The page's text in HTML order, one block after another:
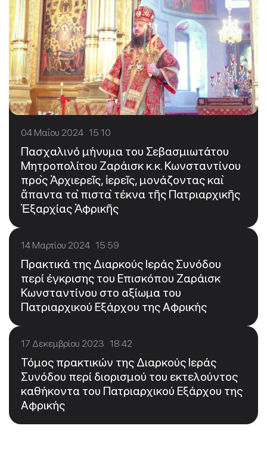
04 Μαΐου 2024 15:10
Πασχαλινό μήνυμα του Σεβασμιωτάτου
Μητροπολίτου Ζαράισκ κ.κ. Κωνσταντίνου
πρὸς Ἀρχιερεῖς, ἱερεῖς, μονάζοντας καὶ
ἅπαντα τὰ πιστὰ τέκνα τῆς Πατριαρχικῆς
Ἐξαρχίας Ἀφρικῆς
14 Μαρτίου 2024 15:59
Πρακτικά της Διαρκούς Ιεράς Συνόδου
περί έγκρισης του Επισκόπου Ζαράισκ
Κωνσταντίνου στο αξίωμα του
Πατριαρχικού Εξάρχου της Αφρικής
17 Δεκεμβρίου 2023 18:42
Τόμος πρακτικών της Διαρκούς Ιεράς
Συνόδου περί διορισμού του εκτελούντος
καθήκοντα του Πατριαρχικού Εξάρχου της
Αφρικής